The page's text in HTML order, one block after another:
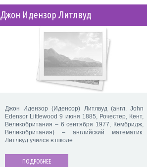
Джон Идензор Литлвуд
Джон Идензор (Иденсор) Литлвуд (англ. John
Edensor Littlewood 9 июня 1885, Рочестер, Кент,
Великобритания – 6 сентября 1977, Кембридж,
Великобритания) – английский математик.
Литлвуд учился в школе
ПОДРОБНЕЕ